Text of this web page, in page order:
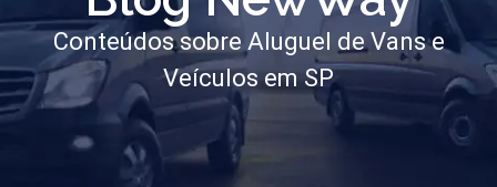
Conteúdos sobre Aluguel de Vans e
Veículos em SP